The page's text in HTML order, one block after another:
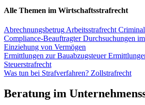
Alle Themen im Wirtschaftsstrafrecht
Abrechnungsbetrug Arbeitsstrafrecht
Compliance-Beauftragter Durchsuchungen
Einziehung von Vermögen
Ermittlungen zur Bauabzugsteuer
Steuerstrafrecht
Was tun bei Strafverfahren? Zollstrafrecht
Beratung im